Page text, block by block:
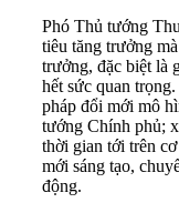
Phó Thủ tướng
tiêu tăng trưởng
trưởng, đặc biệt là
hết sức quan
pháp đổi mới mô
tướng Chính phủ;
thời gian tới trên
mới sáng tạo,
động.